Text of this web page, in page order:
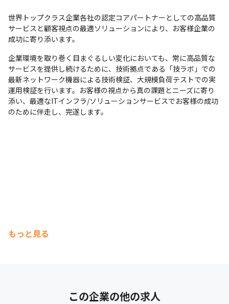
世界トップクラス企業各社の認定コアパートナーとしての高品質
サービスと顧客視点の最適ソリューションにより、お客様企業の
成功に寄り添います。
企業環境を取り巻く目まぐるしい変化においても、常に高品質な
サービスを提供し続けるために、技術拠点である「技ラボ」での
最新ネットワーク機器による技術検証、大規模負荷テストでの実
運用検証を行います。お客様の視点から真の課題とニーズに寄り
添い、最適なITインフラ/ソリューションサービスでお客様の成功
のために伴走し、完遂します。
もっと見る
この企業の他の求人